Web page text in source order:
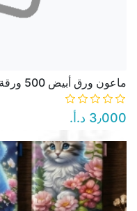
ماعون ورق أبيض 500 ورقة 80 غرام
3٫000 د.أ.‏